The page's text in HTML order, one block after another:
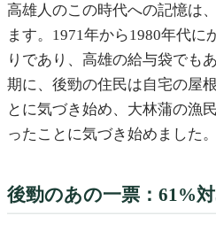
高雄人のこの時代への記憶は
ます。1971年から1980年代に
りであり、高雄の給与袋でも
期に、後勁の住民は自宅の屋
とに気づき始め、大林蒲の漁
ったことに気づき始めました
後勁のあの一票：61%